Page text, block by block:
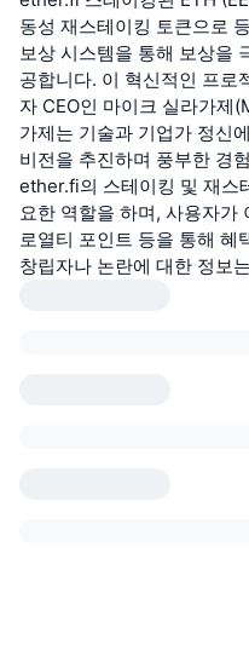
동성 재스테이킹 토큰으로
보상 시스템을 통해 보상을
공합니다. 이 혁신적인 프로
자 CEO인 마이크 실라가제
가제는 기술과 기업가 정신
비전을 추진하며 풍부한 경
ether.fi의 스테이킹 및 재스
요한 역할을 하며, 사용자
로열티 포인트 등을 통해 혜
창립자나 논란에 대한 정보